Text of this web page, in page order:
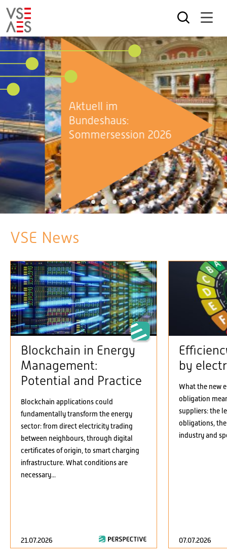
Skip
to
content
Aktuell im
Bundeshaus:
Sommersession 2026
1 2 3 4 5
VSE News
Blockchain in Energy
Management:
Potential and Practice
Blockchain applications could
fundamentally transform the energy
sector: from direct electricity trading
between neighbours, through digital
certificates of origin, to smart charging
infrastructure. What conditions are
necessary...
21.07.2026
by
What the new
obligation
suppliers: the
obligations,
industry and
07.07.2026